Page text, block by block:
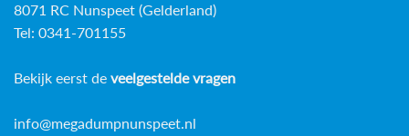
8071 RC Nunspeet (Gelderland)
Tel: 0341-701155
Bekijk eerst de veelgestelde vragen
info@megadumpnunspeet.nl